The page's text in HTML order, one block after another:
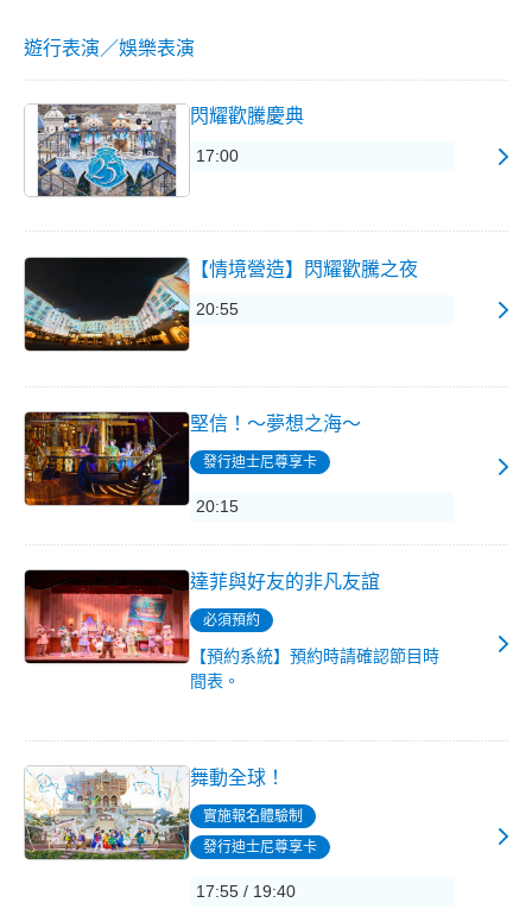
遊行表演／娛樂表演
閃耀歡騰慶典
17:00
【情境營造】閃耀歡騰之夜
20:55
堅信！～夢想之海～
發行迪士尼尊享卡
20:15
達菲與好友的非凡友誼
必須預約
【預約系統】預約時請確認節目時
間表。
舞動全球！
實施報名體驗制
發行迪士尼尊享卡
17:55 / 19:40